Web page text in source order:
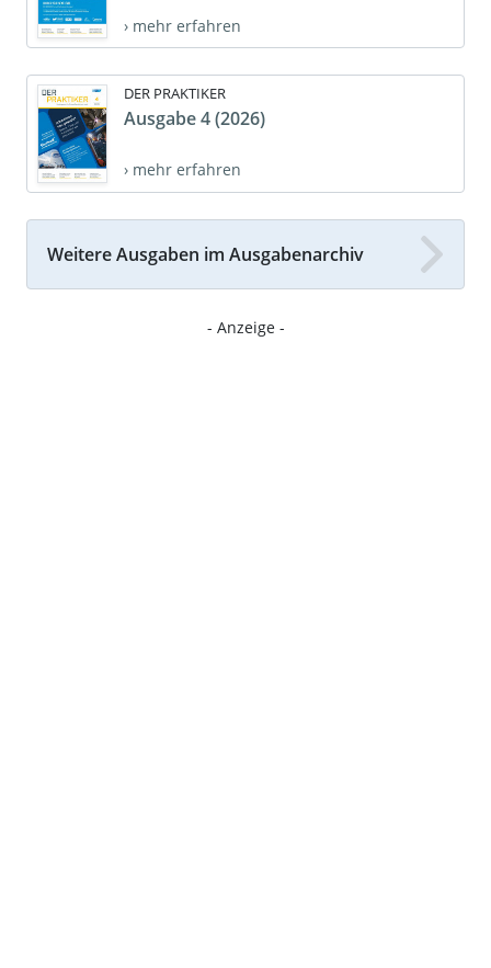
› mehr erfahren
DER PRAKTIKER
Ausgabe 4 (2026)
› mehr erfahren
Weitere Ausgaben im Ausgabenarchiv
- Anzeige -